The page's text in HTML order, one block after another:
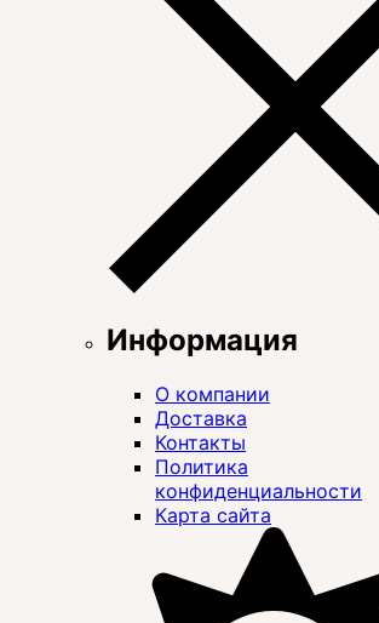
Информация
О компании
Доставка
Контакты
Политика
конфиденциальности
Карта сайта